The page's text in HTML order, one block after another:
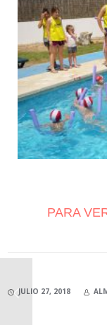
PARA
JULIO 27, 2018